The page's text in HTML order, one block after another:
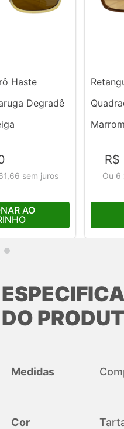
Haste
Degradê
sem juros
AO
R$
Ou 6
DO
Medidas
Cor